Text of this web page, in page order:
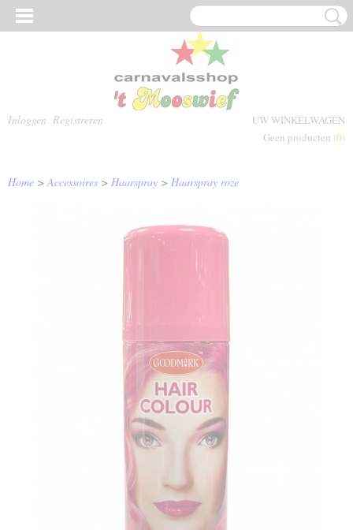
Inloggen Registreren
UW WINKELWAGEN
Geen producten (0)
Home >Accessoires > Haarspray > Haarspray roze